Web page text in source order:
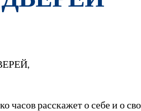
часов расскажет о себе и о